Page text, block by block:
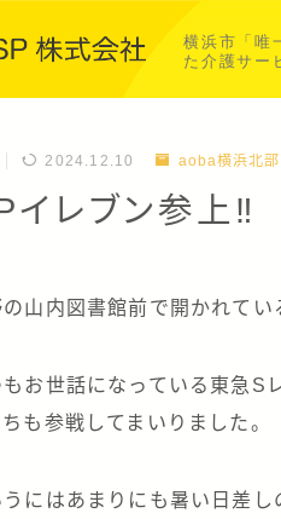
横浜市「唯
た介護サー
2024.12.10 aoba横浜北部
イレブン参上‼
山内図書館前で開かれてい
お世話になっている東急S
も参戦してまいりました。
にはあまりにも暑い日差